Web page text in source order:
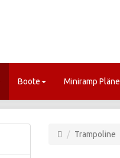
Boote Miniramp Pläne
Trampoline